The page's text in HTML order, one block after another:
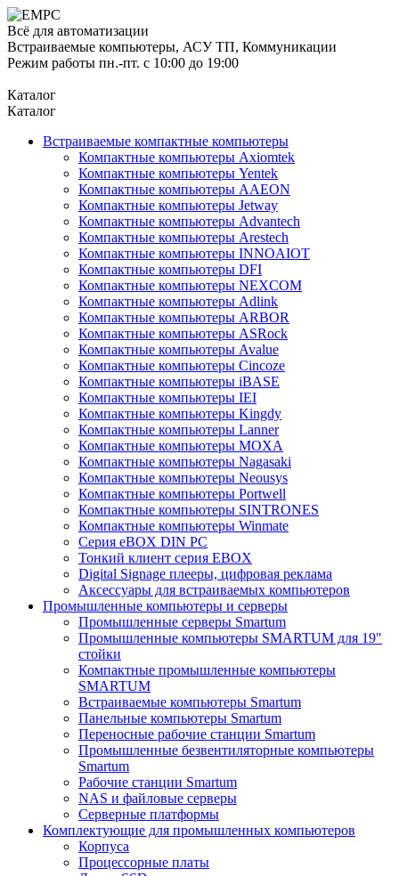
Всё для автоматизации
Встраиваемые компьютеры, АСУ ТП, Коммуникации
Режим работы пн.-пт. с 10:00 до 19:00
Каталог
Каталог
Встраиваемые компактные компьютеры
Компактные компьютеры Axiomtek
Компактные компьютеры Yentek
Компактные компьютеры AAEON
Компактные компьютеры Jetway
Компактные компьютеры Advantech
Компактные компьютеры Arestech
Компактные компьютеры INNOAIOT
Компактные компьютеры DFI
Компактные компьютеры NEXCOM
Компактные компьютеры Adlink
Компактные компьютеры ARBOR
Компактные компьютеры ASRock
Компактные компьютеры Avalue
Компактные компьютеры Cincoze
Компактные компьютеры iBASE
Компактные компьютеры IEI
Компактные компьютеры Kingdy
Компактные компьютеры Lanner
Компактные компьютеры MOXA
Компактные компьютеры Nagasaki
Компактные компьютеры Neousys
Компактные компьютеры Portwell
Компактные компьютеры SINTRONES
Компактные компьютеры Winmate
Серия eBOX DIN PC
Тонкий клиент серия EBOX
Digital Signage плееры, цифровая реклама
Аксессуары для встраиваемых компьютеров
Промышленные компьютеры и серверы
Промышленные серверы Smartum
Промышленные компьютеры SMARTUM для 19"
стойки
Компактные промышленные компьютеры
SMARTUM
Встраиваемые компьютеры Smartum
Панельные компьютеры Smartum
Переносные рабочие станции Smartum
Промышленные безвентиляторные компьютеры
Smartum
Рабочие станции Smartum
NAS и файловые серверы
Серверные платформы
Комплектующие для промышленных компьютеров
Корпуса
Процессорные платы